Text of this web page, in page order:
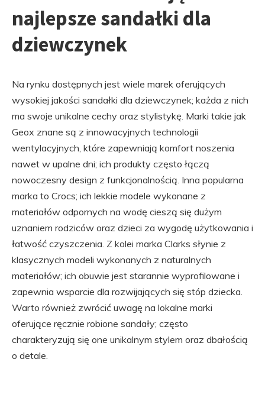
najlepsze sandałki dla
dziewczynek
Na rynku dostępnych jest wiele marek oferujących
wysokiej jakości sandałki dla dziewczynek; każda z nich
ma swoje unikalne cechy oraz stylistykę. Marki takie jak
Geox znane są z innowacyjnych technologii
wentylacyjnych, które zapewniają komfort noszenia
nawet w upalne dni; ich produkty często łączą
nowoczesny design z funkcjonalnością. Inna popularna
marka to Crocs; ich lekkie modele wykonane z
materiałów odpornych na wodę cieszą się dużym
uznaniem rodziców oraz dzieci za wygodę użytkowania i
łatwość czyszczenia. Z kolei marka Clarks słynie z
klasycznych modeli wykonanych z naturalnych
materiałów; ich obuwie jest starannie wyprofilowane i
zapewnia wsparcie dla rozwijających się stóp dziecka.
Warto również zwrócić uwagę na lokalne marki
oferujące ręcznie robione sandały; często
charakteryzują się one unikalnym stylem oraz dbałością
o detale.